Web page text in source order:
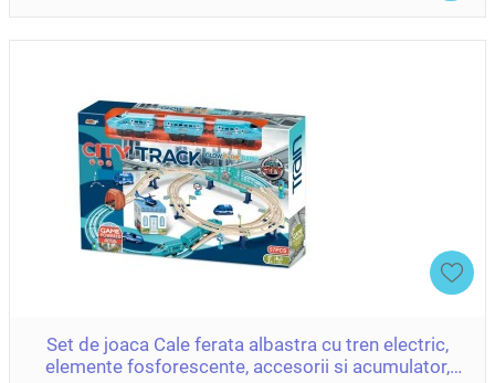
Set de joaca Cale ferata albastra cu tren electric,
elemente fosforescente, accesorii si acumulator,